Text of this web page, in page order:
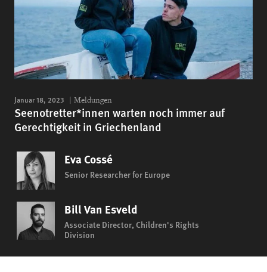
Januar 18, 2023 Meldungen
Seenotretter*innen warten noch immer auf
Gerechtigkeit in Griechenland
Eva Cossé
Senior Researcher for Europe
Bill Van Esveld
Associate Director, Children's Rights
Division